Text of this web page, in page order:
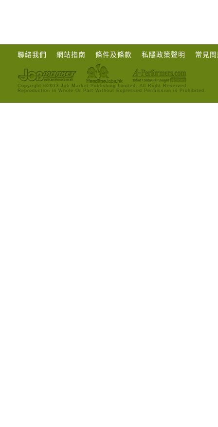
聯絡我們 網站指南 條件及條款 私隱政策聲明 常見
Copyright ©2013 Job Market Publishing Limited. All Right Reserved.
Reproduction in Whole Or Part Without Expressed Permission is Prohibited.